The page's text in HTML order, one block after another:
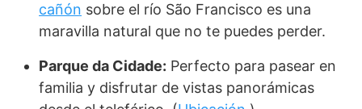
cañón sobre el río São Francisco es una
maravilla natural que no te puedes perder.
Parque da Cidade: Perfecto para pasear en
familia y disfrutar de vistas panorámicas